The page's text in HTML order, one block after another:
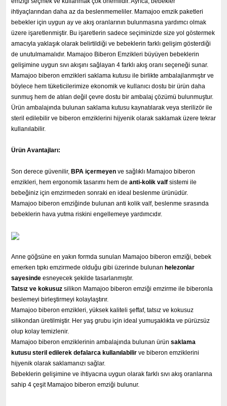
ihtiyaçlarından daha az da beslenmemeliler. Mamajoo emzik paketleri
bebekler için uygun ay ve akış oranlarının bulunmasına yardımcı olmak
üzere işaretlenmiştir. Bu işaretlerin sadece seçiminizde size yol göstermek
amacıyla yaklaşık olarak belirtildiği ve bebeklerin farklı gelişim gösterdiği
de unutulmamalıdır. Mamajoo Biberon Emzikleri büyüyen bebeklerin
gelişimine uygun sıvı akışını sağlayan 4 farklı akış oranı seçeneği sunar.
Mamajoo biberon emzikleri saklama kutusu ile birlikte ambalajlanmıştır ve
böylece hem tüketicilerimize ekonomik ve kullanıcı dostu bir ürün daha
sunmuş hem de atılan değil çevre dostu bir ambalaj çözümü bulunmuştur.
Ürün ambalajında bulunan saklama kutusu kaynatılarak veya sterilizör ile
steril edilebilir ve biberon emziklerini hijyenik olarak saklamak üzere tekrar
kullanılabilir.
Ürün Avantajları:
Son derece güvenilir, BPA içermeyen ve sağlıklı Mamajoo biberon
emzikleri, hem ergonomik tasarımı hem de anti-kolik valf sistemi ile
bebeğiniz için emzirmeden sonraki en ideal beslenme ürünüdür.
Mamajoo biberon emziğinde bulunan anti kolik valf, beslenme sırasında
bebeklerin hava yutma riskini engellemeye yardımcıdır.
Anne göğsüne en yakın formda sunulan Mamajoo biberon emziği, bebek
emerken tıpkı emzirmede olduğu gibi üzerinde bulunan helezonlar
sayesinde esneyecek şekilde tasarlanmıştır.
Tatsız ve kokusuz silikon Mamajoo biberon emziği emzirme ile biberonla
beslemeyi birleştirmeyi kolaylaştırır.
Mamajoo biberon emzikleri, yüksek kaliteli şeffaf, tatsız ve kokusuz
silikondan üretilmiştir. Her yaş grubu için ideal yumuşaklıkta ve pürüzsüz
olup kolay temizlenir.
Mamajoo biberon emziklerinin ambalajında bulunan ürün saklama
kutusu steril edilerek defalarca kullanılabilir ve biberon emziklerini
hijyenik olarak saklamanızı sağlar.
Bebeklerin gelişimine ve ihtiyacına uygun olarak farklı sıvı akış oranlarına
sahip 4 çeşit Mamajoo biberon emziği bulunur.